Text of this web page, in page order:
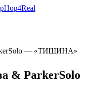
— «ТИШИНА»
& ParkerSolo